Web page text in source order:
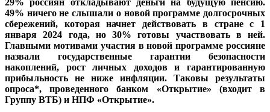
49% ничего не слышали о новой программе долгосрочных
сбережений, которая начнет действовать в стране с 1
января 2024 года, но 30% готовы участвовать в ней.
Главными мотивами участия в новой программе россияне
назвали государственные гарантии безопасности
накоплений, рост личных доходов и гарантированную
прибыльность не ниже инфляции. Таковы результаты
опроса*, проведенного банком «Открытие» (входит в
Группу ВТБ) и НПФ «Открытие».